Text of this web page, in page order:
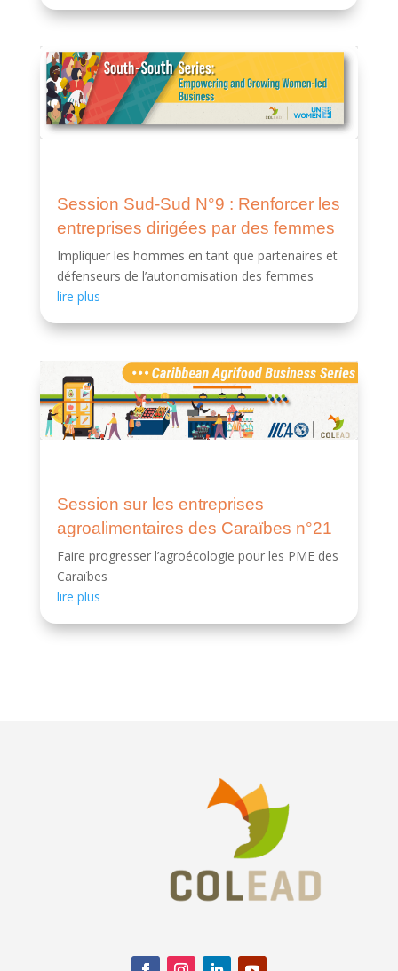
Session Sud-Sud N°9 : Renforcer les
entreprises dirigées par des femmes
Impliquer les hommes en tant que partenaires et
défenseurs de l’autonomisation des femmes
lire plus
Session sur les entreprises
agroalimentaires des Caraïbes n°21
Faire progresser l’agroécologie pour les PME des
Caraïbes
lire plus